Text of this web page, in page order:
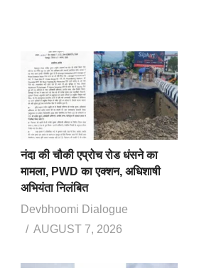
नंदा की चौकी एप्रोच रोड धंसने का
मामला, PWD का एक्शन, अधिशाषी
अभियंता निलंबित
Devbhoomi Dialogue
AUGUST 7, 2026